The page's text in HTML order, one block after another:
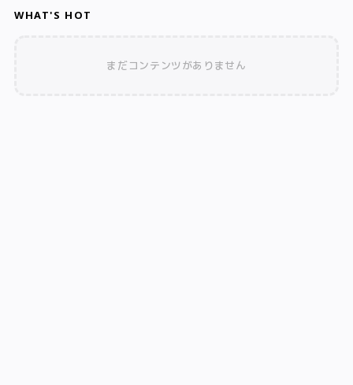
WHAT'S HOT
まだコンテンツがありません